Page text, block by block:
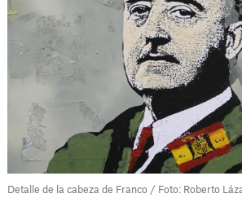
Detalle de la cabeza de Franco / Foto: Roberto